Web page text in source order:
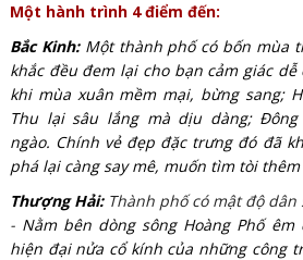
Một hành trình 4 điểm đến:
Bắc Kinh:Một thành phố có bốn mùa
khắc đều đem lại cho bạn cảm giác
khi mùa xuân mềm mại, bừng sang;
Thu lại sâu lắng mà dịu dàng;
ngào. Chính vẻ đẹp đặc trưng đó đã
phá lại càng say mê, muốn tìm tòi
Thượng Hải: Thành phố có mật độ
- Nằm bên dòng sông Hoàng Phố
hiện đại nửa cổ kính của những công